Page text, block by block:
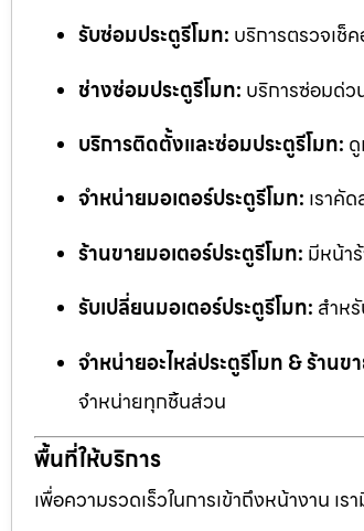
รับซ่อมประตูรีโมท: บริการตรวจเช็
ช่างซ่อมประตูรีโมท: บริการซ่อมด่ว
บริการติดตั้งและซ่อมประตูรีโมท:
จำหน่ายมอเตอร์ประตูรีโมท: เราคั
ร้านขายมอเตอร์ประตูรีโมท: มีหน้า
รับเปลี่ยนมอเตอร์ประตูรีโมท: สำห
จำหน่ายอะไหล่ประตูรีโมท & ร้านข
จำหน่ายทุกชิ้นส่วน
พื้นที่ให้บริการ
เพื่อความรวดเร็วในการเข้าถึงหน้างาน